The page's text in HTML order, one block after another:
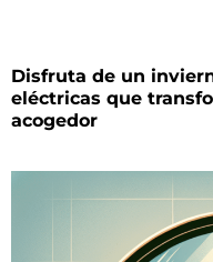
Disfruta de un
eléctricas que
acogedor